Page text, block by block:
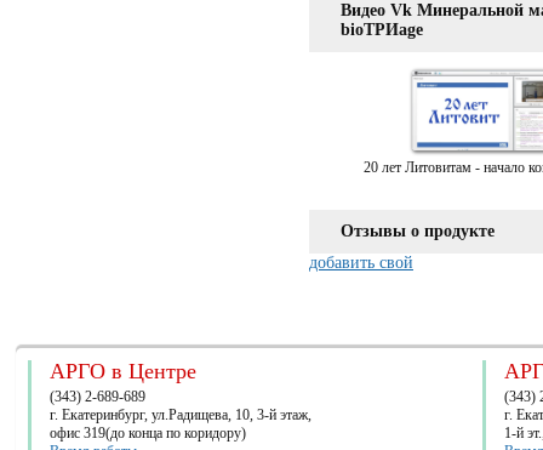
Видео Vk Минеральной
bioТРИage
20 лет Литовитам - начало
Отзывы о продукте
добавить свой
АРГО в Центре
(343) 2-689-689
г. Екатеринбург, ул.Радищева, 10, 3-й этаж,
офис 319(до конца по коридору)
(343)
г.
1-й